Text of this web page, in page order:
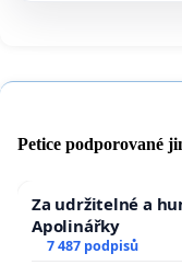
Petice podporované
Za udržitelné a
Apolinářky
7 487 podpisů